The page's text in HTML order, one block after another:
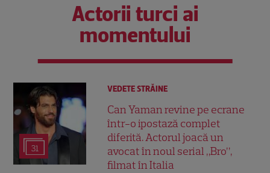
Actorii turci ai
momentului
31
VEDETE STRĂINE
Can Yaman revine pe ecrane
într-o ipostază complet
diferită. Actorul joacă un
avocat în noul serial „Bro”,
filmat în Italia